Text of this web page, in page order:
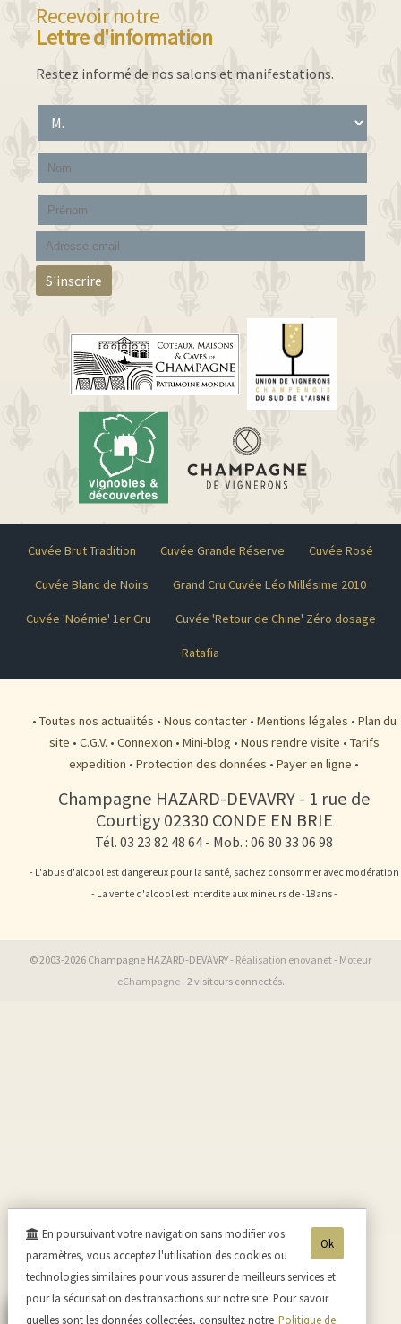
Recevoir notre
Lettre d'information
Restez informé de nos salons et manifestations.
Cuvée Brut Tradition Cuvée Grande Réserve Cuvée Rosé
Cuvée Blanc de Noirs Grand Cru Cuvée Léo Millésime 2010
Cuvée 'Noémie' 1er Cru Cuvée 'Retour de Chine' Zéro dosage
Ratafia
• Toutes nos actualités • Nous contacter • Mentions légales • Plan du
site • C.G.V. • Connexion • Mini-blog • Nous rendre visite • Tarifs
expedition • Protection des données • Payer en ligne •
Champagne HAZARD-DEVAVRY- 1 rue de
Courtigy02330 CONDE EN BRIE
Tél. 03 23 82 48 64 - Mob. : 06 80 33 06 98
- L'abus d'alcool est dangereux pour la santé, sachez consommer avec modération
- La vente d'alcool est interdite aux mineurs de -18ans -
© 2003-2026 Champagne HAZARD-DEVAVRY - Réalisation enovanet- Moteur
eChampagne- 2 visiteurs connectés.
Ok
En poursuivant votre navigation sans modifier vos
paramètres, vous acceptez l'utilisation des cookies ou
technologies similaires pour vous assurer de meilleurs services et
pour la sécurisation des transactions sur notre site. Pour savoir
quelles sont les données collectées, consultez notre Politique de